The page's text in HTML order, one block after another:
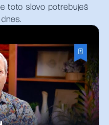
toto slovo potrebuješ